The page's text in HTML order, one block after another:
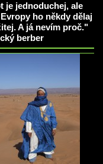
je jednoduchej, ale
ho někdy dělaj
A já nevím proč."
berber